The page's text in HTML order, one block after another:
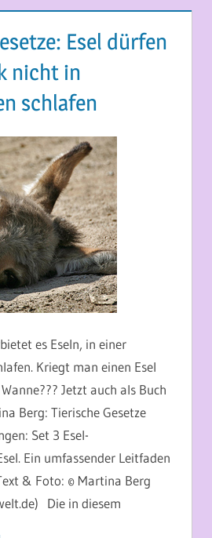
Esel dürfen
nicht in
schlafen
es Eseln, in einer
Kriegt man einen Esel
Jetzt auch als Buch
Berg: Tierische Gesetze
Set 3 Esel-
Ein umfassender Leitfaden
& Foto: © Martina Berg
Die in diesem